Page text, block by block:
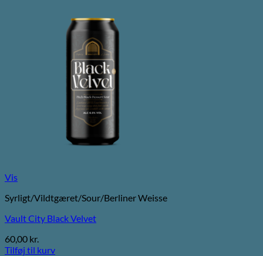
Vis
Syrligt/Vildtgæret/Sour/Berliner Weisse
Vault City Black Velvet
60,00 kr.
Tilføj til kurv